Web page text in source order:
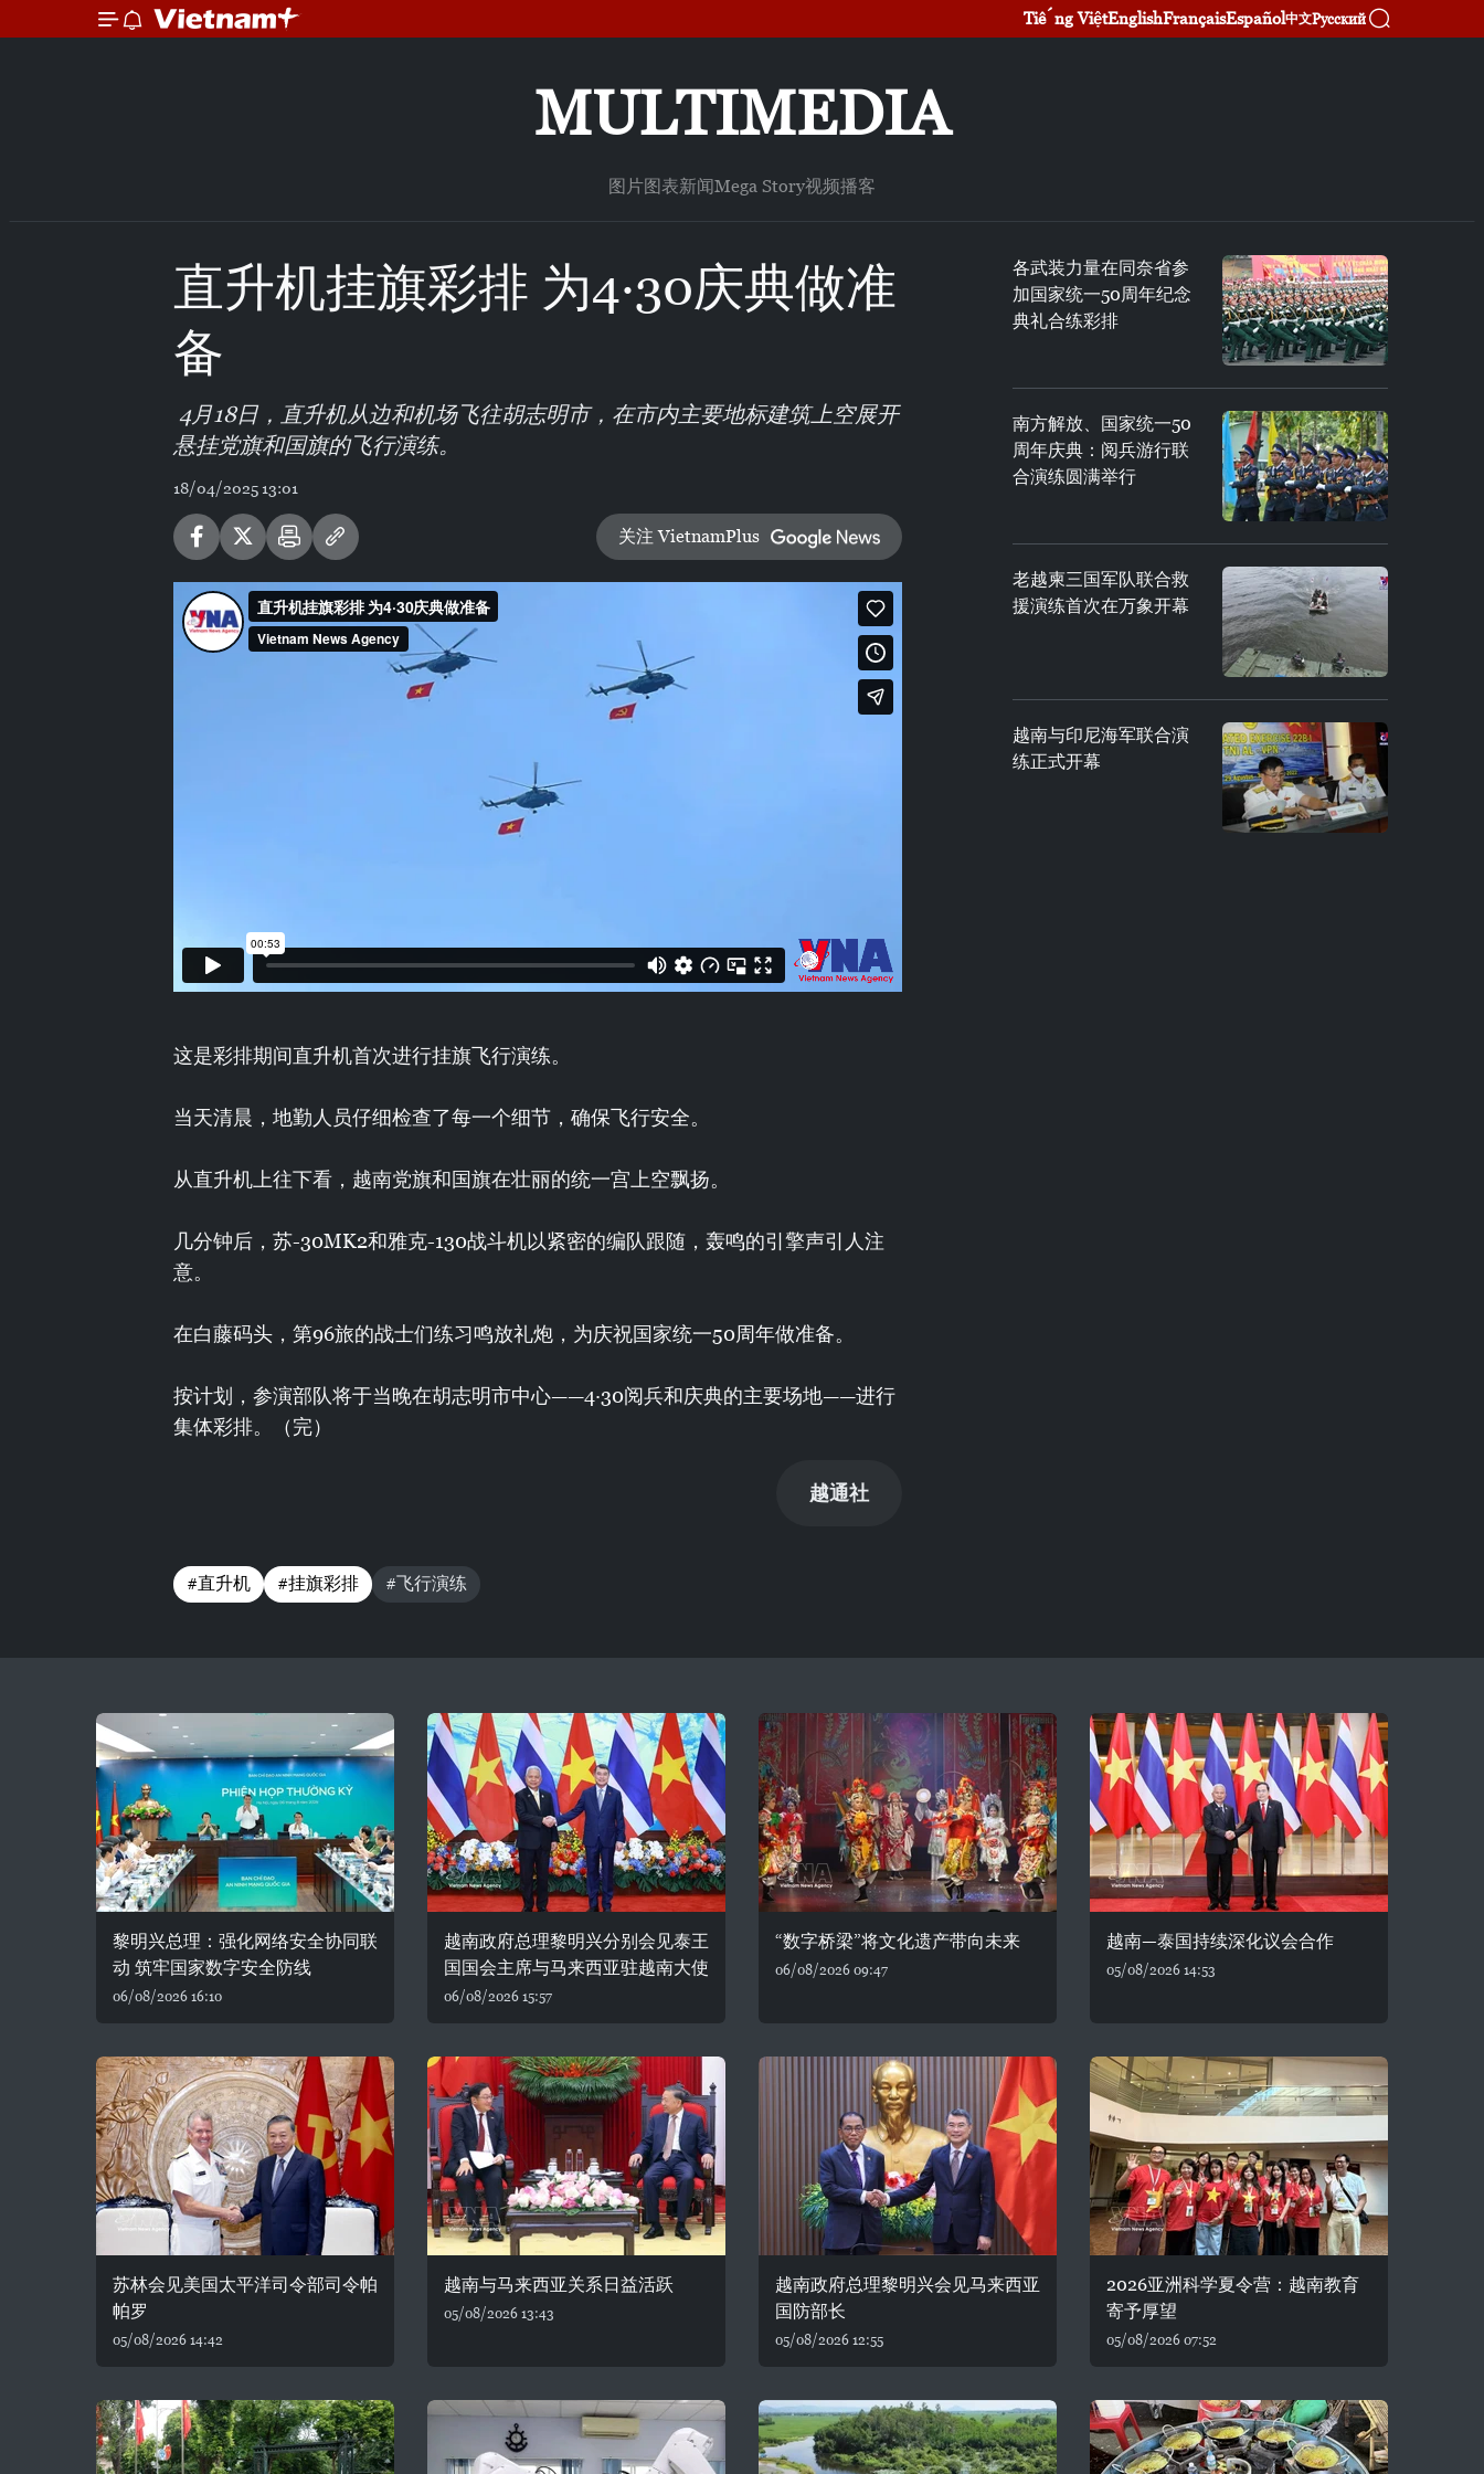
Tiếng ViệtEnglishFrançaisEspañol中文Русский
MULTIMEDIA
图片图表新闻Mega Story视频播客
直升机挂旗彩排 为4·30庆典做准
备
4月18日，直升机从边和机场飞往胡志明市，在市内主要地标建筑上空展开
悬挂党旗和国旗的飞行演练。
18/04/2025 13:01
关注 VietnamPlus
这是彩排期间直升机首次进行挂旗飞行演练。
当天清晨，地勤人员仔细检查了每一个细节，确保飞行安全。
从直升机上往下看，越南党旗和国旗在壮丽的统一宫上空飘扬。
几分钟后，苏-30MK2和雅克-130战斗机以紧密的编队跟随，轰鸣的引擎声引人注
意。
在白藤码头，第96旅的战士们练习鸣放礼炮，为庆祝国家统一50周年做准备。
按计划，参演部队将于当晚在胡志明市中心——4·30阅兵和庆典的主要场地——进行
集体彩排。（完）
越通社
#直升机 #挂旗彩排 #飞行演练
各武装力量在同奈省参
加国家统一50周年纪念
典礼合练彩排
南方解放、国家统一50
周年庆典：阅兵游行联
合演练圆满举行
老越柬三国军队联合救
援演练首次在万象开幕
越南与印尼海军联合演
练正式开幕
黎明兴总理：强化网络安全协同联
动 筑牢国家数字安全防线
06/08/2026 16:10
越南政府总理黎明兴分别会见泰王
国国会主席与马来西亚驻越南大使
06/08/2026 15:57
“数字桥梁”将文化遗产带向未来
06/08/2026 09:47
越南—泰国持续深化议会合作
05/08/2026 14:53
苏林会见美国太平洋司令部司令帕
帕罗
05/08/2026 14:42
越南与马来西亚关系日益活跃
05/08/2026 13:43
越南政府总理黎明兴会见马来西亚
国防部长
05/08/2026 12:55
2026亚洲科学夏令营：越南教育
寄予厚望
05/08/2026 07:52